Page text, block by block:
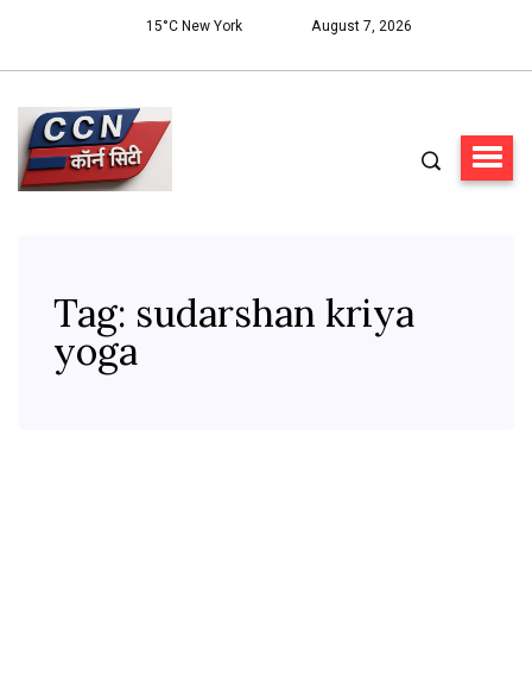
15°C New York August 7, 2026
Tag: sudarshan kriya
yoga